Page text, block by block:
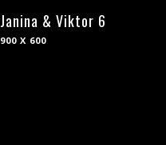
Janina & Viktor 6
900 X 600